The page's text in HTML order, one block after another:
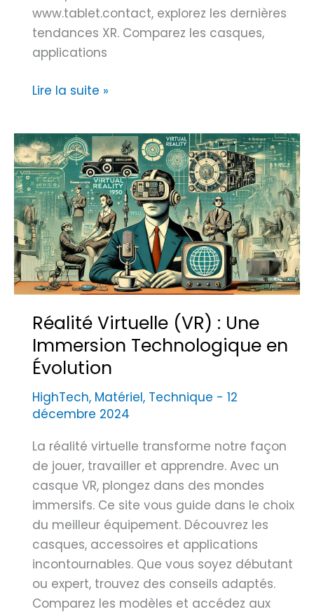
u
s
a
e
a
v
i
s
p
o
u
r
e
n
h
o
i
s
i
r
www.tablet.contact, explorez les dernières
tendances XR. Comparez les casques,
applications
L
é
a
l
i
t
é
é
t
n
d
u
(
X
R
)
:
U
n
e
r
é
v
Lire la suite »
Réalité Virtuelle (VR) : Une
Immersion Technologique en
Évolution
HighTech, Matériel, Technique - 12
décembre 2024
La réalité virtuelle transforme notre façon
de jouer, travailler et apprendre. Avec un
casque VR, plongez dans des mondes
immersifs. Ce site vous guide dans le choix
du meilleur équipement. Découvrez les
casques, accessoires et applications
incontournables. Que vous soyez débutant
ou expert, trouvez des conseils adaptés.
Comparez les modèles et accédez aux